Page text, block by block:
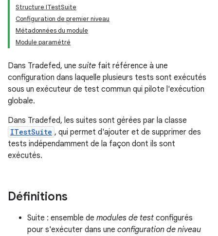
Structure ITestSuite
Configuration de premier niveau
Métadonnées du module
Module paramétré
Dans Tradefed, une suite fait référence à une
configuration dans laquelle plusieurs tests sont exécutés
sous un exécuteur de test commun qui pilote l'exécution
globale.
Dans Tradefed, les suites sont gérées par la classe
ITestSuite , qui permet d'ajouter et de supprimer des
tests indépendamment de la façon dont ils sont
exécutés.
Définitions
Suite : ensemble de modules de test configurés
pour s'exécuter dans une configuration de niveau